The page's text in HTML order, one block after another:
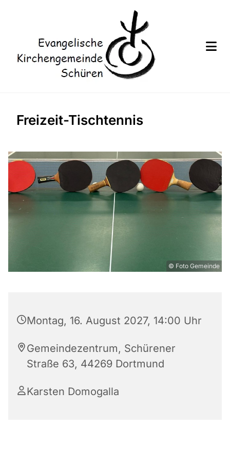
Freizeit-Tischtennis
© Foto Gemeinde
Montag, 16. August 2027, 14:00 Uhr
Gemeindezentrum, Schürener
Straße 63, 44269 Dortmund
Karsten Domogalla